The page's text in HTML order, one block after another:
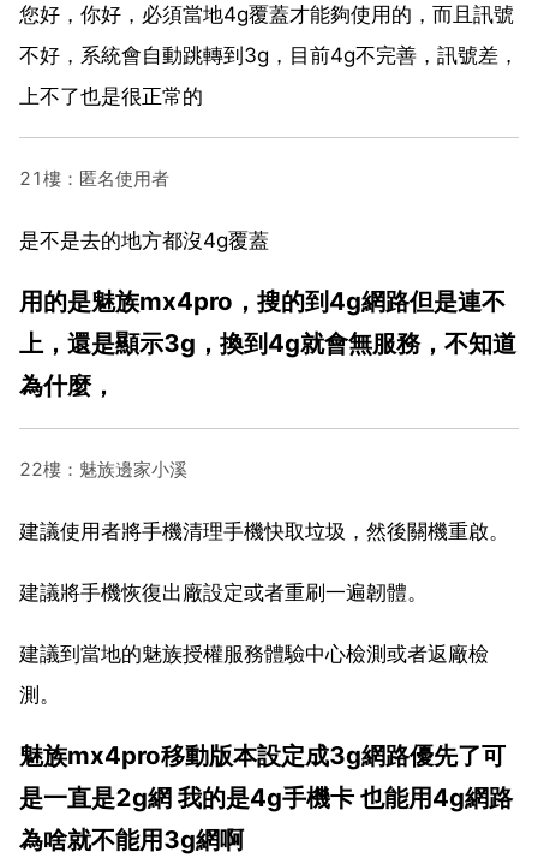
您好，你好，必須當地4g覆蓋才能夠使用的，而且訊號
不好，系統會自動跳轉到3g，目前4g不完善，訊號差，
上不了也是很正常的
21樓：匿名使用者
是不是去的地方都沒4g覆蓋
用的是魅族mx4pro，搜的到4g網路但是連不
上，還是顯示3g，換到4g就會無服務，不知道
為什麼，
22樓：魅族邊家小溪
建議使用者將手機清理手機快取垃圾，然後關機重啟。
建議將手機恢復出廠設定或者重刷一遍韌體。
建議到當地的魅族授權服務體驗中心檢測或者返廠檢
測。
魅族mx4pro移動版本設定成3g網路優先了可
是一直是2g網 我的是4g手機卡 也能用4g網路
為啥就不能用3g網啊